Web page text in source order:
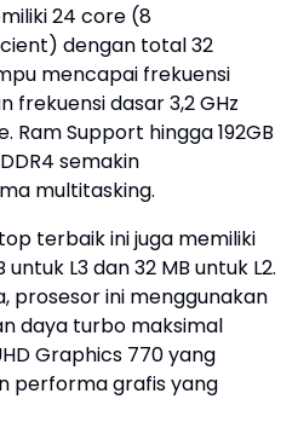
24 core (8
dengan total 32
mencapai frekuensi
frekuensi dasar 3,2 GHz
Support hingga 192GB
semakin
multitasking.
terbaik ini juga memiliki
L3 dan 32 MB untuk L2.
prosesor ini menggunakan
daya turbo maksimal
Graphics 770 yang
performa grafis yang